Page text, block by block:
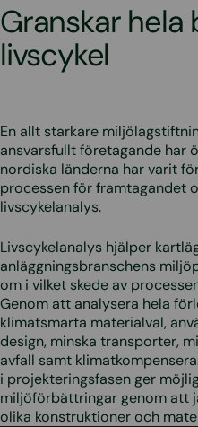
Granskar hela
livscykel
En allt starkare
ansvarsfullt företagande har
nordiska länderna har varit
processen för framtagandet
livscykelanalys.
Livscykelanalys hjälper
anläggningsbranschens
om i vilket skede av
Genom att analysera hela
klimatsmarta materialval,
design, minska transporter,
avfall samt
i projekteringsfasen ger
miljöförbättringar genom att
olika konstruktioner och